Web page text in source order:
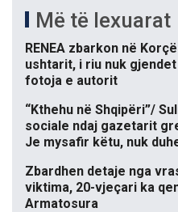
Më të lexuarat
RENEA zbarkon në
ushtarit, i riu nuk
fotoja e autorit
“Kthehu në Shqipëri”/
sociale ndaj gazetarit
Je mysafir këtu, nuk
Zbardhen detaje nga
viktima, 20-vjeçari ka
Armatosura